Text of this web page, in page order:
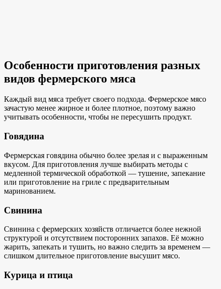
Особенности приготовления разных
видов фермерского мяса
Каждый вид мяса требует своего подхода. Фермерское мясо
зачастую менее жирное и более плотное, поэтому важно
учитывать особенности, чтобы не пересушить продукт.
Говядина
Фермерская говядина обычно более зрелая и с выраженным
вкусом. Для приготовления лучше выбирать методы с
медленной термической обработкой — тушение, запекание
или приготовление на гриле с предварительным
маринованием.
Свинина
Свинина с фермерских хозяйств отличается более нежной
структурой и отсутствием посторонних запахов. Её можно
жарить, запекать и тушить, но важно следить за временем —
слишком длительное приготовление высушит мясо.
Курица и птица